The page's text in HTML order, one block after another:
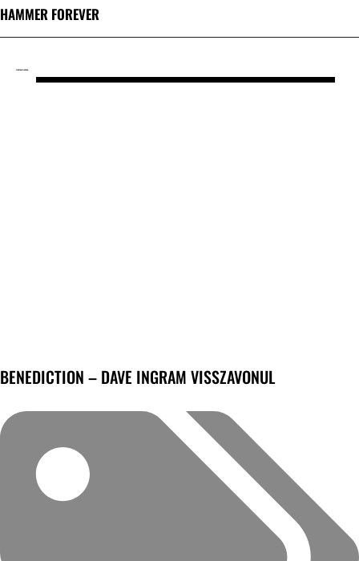
HAMMER FOREVER
BENEDICTION – DAVE INGRAM VISSZAVONUL